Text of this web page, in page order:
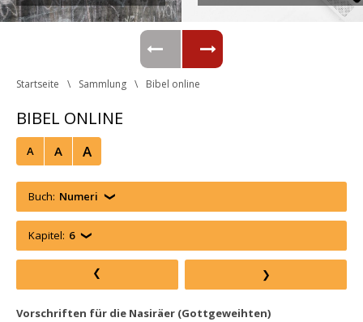
Facebook:
https://www.facebook.com/
Photo by iabzd on Unsplash
Startseite Sammlung Bibel online
BIBEL ONLINE
A A A
Buch: Numeri
Kapitel: 6
Vorschriften für die Nasiräer (Gottgeweihten)